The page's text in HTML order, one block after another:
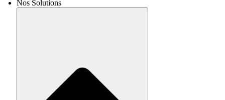
Nos Solutions